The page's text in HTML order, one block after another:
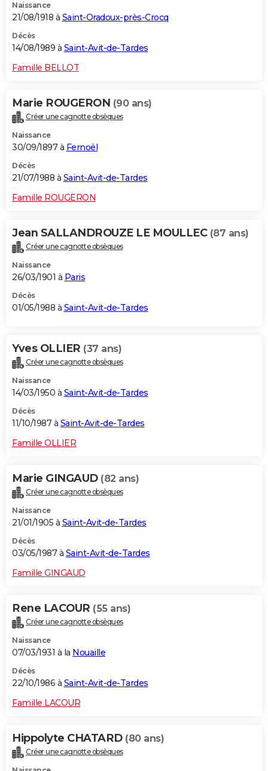
Naissance
21/08/1918 à Saint-Oradoux-près-Crocq
Décès
14/08/1989 à Saint-Avit-de-Tardes
Famille BELLOT
Marie ROUGERON (90 ans)
Créer une cagnotte obsèques
Naissance
30/09/1897 à Fernoël
Décès
21/07/1988 à Saint-Avit-de-Tardes
Famille ROUGERON
Jean SALLANDROUZE LE MOULLEC (87 ans)
Créer une cagnotte obsèques
Naissance
26/03/1901 à Paris
Décès
01/05/1988 à Saint-Avit-de-Tardes
Yves OLLIER (37 ans)
Créer une cagnotte obsèques
Naissance
14/03/1950 à Saint-Avit-de-Tardes
Décès
11/10/1987 à Saint-Avit-de-Tardes
Famille OLLIER
Marie GINGAUD (82 ans)
Créer une cagnotte obsèques
Naissance
21/01/1905 à Saint-Avit-de-Tardes
Décès
03/05/1987 à Saint-Avit-de-Tardes
Famille GINGAUD
Rene LACOUR (55 ans)
Créer une cagnotte obsèques
Naissance
07/03/1931 à la Nouaille
Décès
22/10/1986 à Saint-Avit-de-Tardes
Famille LACOUR
Hippolyte CHATARD (80 ans)
Créer une cagnotte obsèques